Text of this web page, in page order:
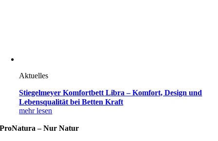
Aktuelles
Stiegelmeyer Komfortbett Libra – Komfort, Design und
Lebensqualität bei Betten Kraft
mehr lesen
ProNatura –Nur Natur